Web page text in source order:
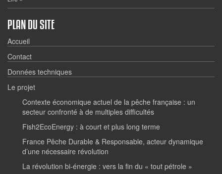
PLAN DU SITE
Accueil
Contact
Données techniques
Le projet
Contexte économique actuel de la pêche française : un
secteur confronté à de multiples difficultés
Fish2EcoEnergy : à court et plus long terme
France Pêche Durable & Responsable, acteur dynamique
d’une nécessaire révolution
La révolution bi-énergie : vers la fin du « tout pétrole »